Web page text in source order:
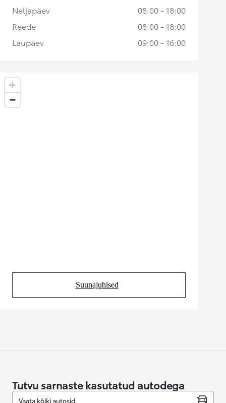
Suunajuhised
(Opens in new tab)
Neljapäev
08:00 - 18:00
Reede
08:00 - 18:00
Laupäev
09:00 - 16:00
Tutvu sarnaste kasutatud autodega
Vaata kõiki autosid